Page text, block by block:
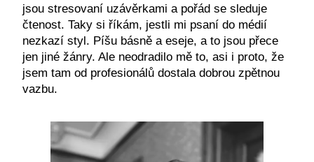
jsou stresovaní uzávěrkami a pořád se sleduje
čtenost. Taky si říkám, jestli mi psaní do médií
nezkazí styl. Píšu básně a eseje, a to jsou přece
jen jiné žánry. Ale neodradilo mě to, asi i proto, že
jsem tam od profesionálů dostala dobrou zpětnou
vazbu.